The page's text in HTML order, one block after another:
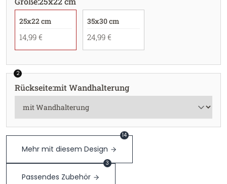
25x22 cm
14,99 €
35x30 cm
24,99 €
2
Rückseite:mit Wandhalterung
Mehr mit diesem Design
14
Passendes Zubehör
3